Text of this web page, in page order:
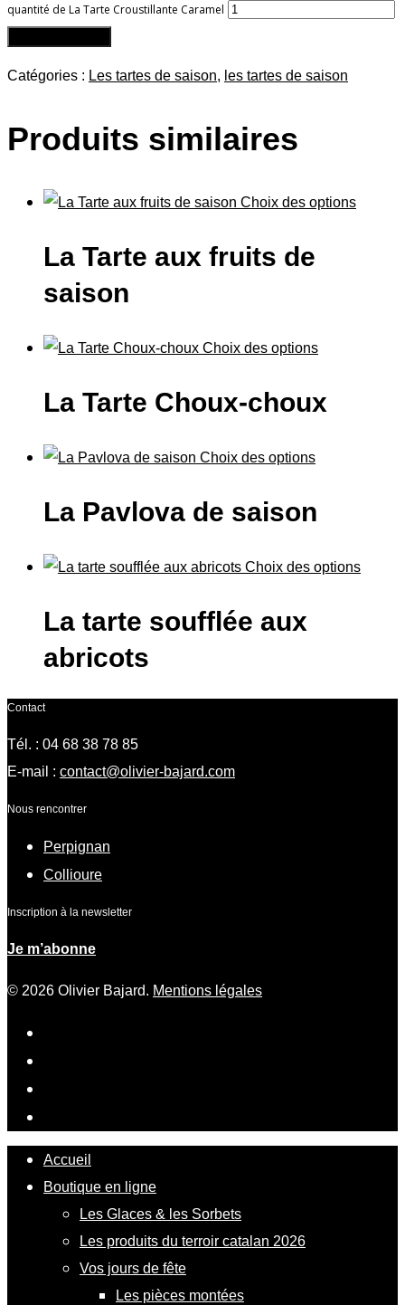
quantité de La Tarte Croustillante Caramel
Catégories : Les tartes de saison, les tartes de saison
Produits similaires
Choix des options
La Tarte aux fruits de
saison
Choix des options
La Tarte Choux-choux
Choix des options
La Pavlova de saison
Choix des options
La tarte soufflée aux
abricots
Contact
Tél. : 04 68 38 78 85
E-mail : contact@olivier-bajard.com
Nous rencontrer
Perpignan
Collioure
Inscription à la newsletter
Je m’abonne
© 2026 Olivier Bajard. Mentions légales
Accueil
Boutique en ligne
Les Glaces & les Sorbets
Les produits du terroir catalan 2026
Vos jours de fête
Les pièces montées